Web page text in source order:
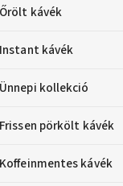
Őrölt kávék
Instant kávék
Ünnepi kollekció
Frissen pörkölt kávék
Koffeinmentes kávék